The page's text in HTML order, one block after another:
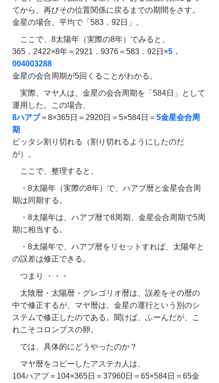
てから、再びその位置関係に戻るまでの期間をさす。
金星の場合、平均で「583．92日」。
ここで、8太陽年（実際の8年）でみると、
365．2422×8年＝2921．9376＝583．92日×5．
004003288
金星の会合周期が5回くることがわかる。
実際、マヤ人は、金星の会合周期を「584日」として
運用した。この場合、
8ハアブ＝8×365日＝2920日＝5×584日＝ 5金星会合周
期
ピッタシ割り切れる（割り切れるようにしたのだ
が）。
ここで、整理すると、
・8太陽年（実際の8年）で、ハアブ暦と金星会合周
期は同期する。
・8太陽年は、ハアブ暦で8周期、金星会合周期で5周
期に相当する。
・8太陽年で、ハアブ暦をリセットすれば、太陽年と
の誤差は修正できる。
つまり ・・・
太陰暦・太陽暦・グレゴリオ暦は、誤差をその暦の
中で修正するが、マヤ暦は、金星の運行という別のシ
ステムで修正したのである。聞けば、ふーんだが、こ
れこそコロンブスの卵。
では、具体的にどうやったのか？
マヤ暦をコピーしたアステカ人は、
104ハアブ＝104×365日＝37960日＝65×584日＝65金